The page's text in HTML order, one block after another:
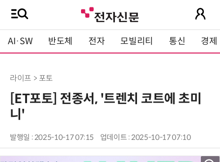
AI·SW 반도체 전자 모빌리티 통신 경제
라이프 > 포토
[ET포토] 전종서, '트렌치 코트에 초미
니'
발행일 : 2025-10-17 07:15 업데이트 : 2025-10-17 07:10